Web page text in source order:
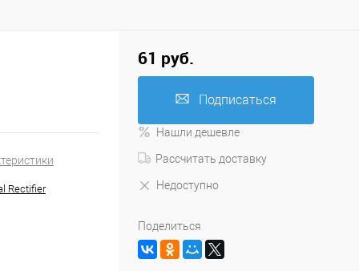
Rectifier
61 руб.
Подписаться
Нашли дешевле
Рассчитать доставку
Недоступно
Поделиться